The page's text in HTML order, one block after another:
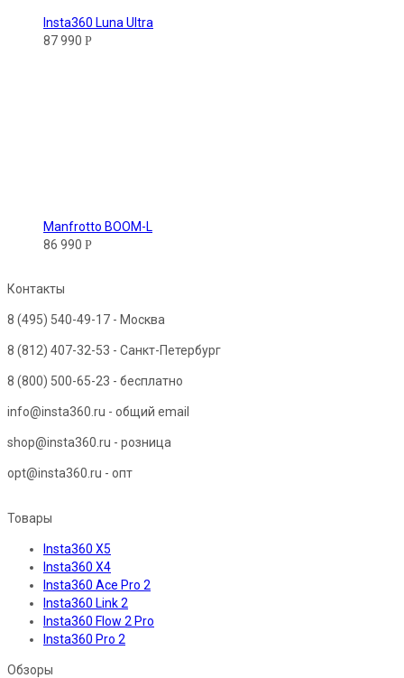
Insta360 Luna Ultra
87 990 Р
Manfrotto BOOM-L
86 990 Р
Контакты
8 (495) 540-49-17 - Москва
8 (812) 407-32-53 - Санкт-Петербург
8 (800) 500-65-23 - бесплатно
info@insta360.ru - общий email
shop@insta360.ru - розница
opt@insta360.ru - опт
Товары
Insta360 X5
Insta360 X4
Insta360 Ace Pro 2
Insta360 Link 2
Insta360 Flow 2 Pro
Insta360 Pro 2
Обзоры